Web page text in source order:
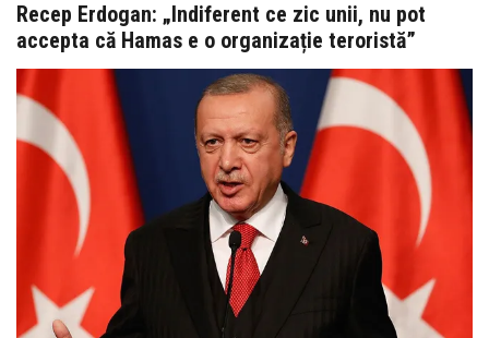
Recep Erdogan: „Indiferent ce zic unii, nu pot
accepta că Hamas e o organizație teroristă”